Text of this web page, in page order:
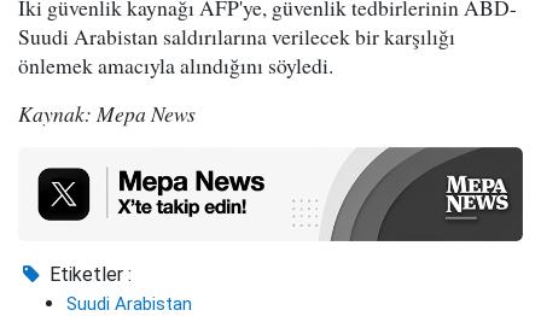
İki güvenlik kaynağı AFP'ye, güvenlik tedbirlerinin ABD-
Suudi Arabistan saldırılarına verilecek bir karşılığı
önlemek amacıyla alındığını söyledi.
Kaynak: Mepa News
Etiketler :
Suudi Arabistan